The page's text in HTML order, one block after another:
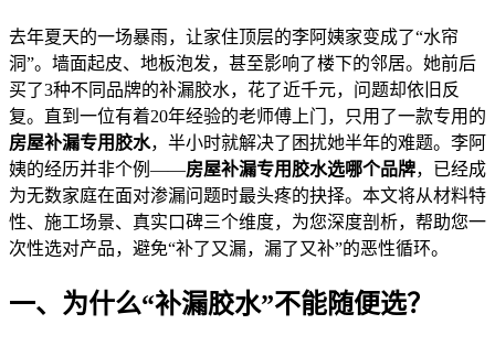
去年夏天的一场暴雨，让家住顶层的李阿姨家变成了“水帘
洞”。墙面起皮、地板泡发，甚至影响了楼下的邻居。她前后
买了3种不同品牌的补漏胶水，花了近千元，问题却依旧反
复。直到一位有着20年经验的老师傅上门，只用了一款专用的
房屋补漏专用胶水，半小时就解决了困扰她半年的难题。李阿
姨的经历并非个例——房屋补漏专用胶水选哪个品牌，已经成
为无数家庭在面对渗漏问题时最头疼的抉择。本文将从材料特
性、施工场景、真实口碑三个维度，为您深度剖析，帮助您一
次性选对产品，避免“补了又漏，漏了又补”的恶性循环。
一、为什么“补漏胶水”不能随便选？